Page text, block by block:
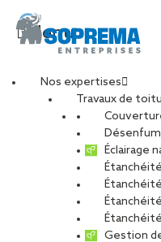
Menu
Nos expertises
Travaux de
Éclairage
Gestion